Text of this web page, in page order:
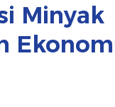
Minyak